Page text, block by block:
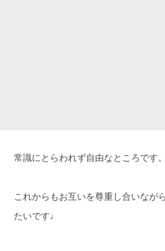
常識にとらわれず自由なところです。
これからもお互いを尊重し合いなが
たいです♩